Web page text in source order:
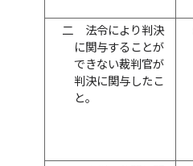
二
法令により判決
に関与することが
できない裁判官が
判決に関与したこ
と。